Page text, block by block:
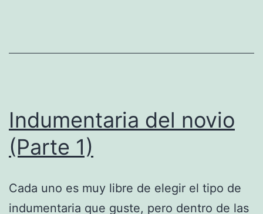
Indumentaria del novio
(Parte 1)
Cada uno es muy libre de elegir el tipo de
indumentaria que guste, pero dentro de las